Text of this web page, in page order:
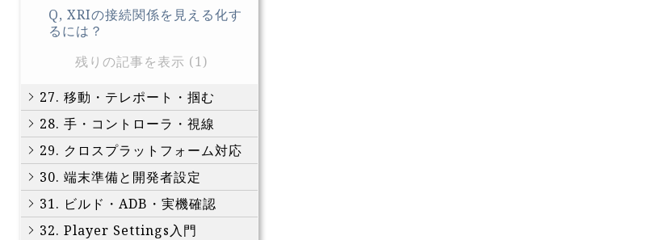
Q, XRIの接続関係を見える化す
るには？
残りの記事を表示 (1)
27. 移動・テレポート・掴む
28. 手・コントローラ・視線
29. クロスプラットフォーム対応
30. 端末準備と開発者設定
31. ビルド・ADB・実機確認
32. Player Settings入門